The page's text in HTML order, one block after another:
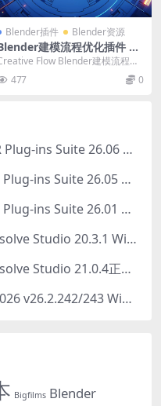
Blender插件 Blender资源
建模流程优化插件 Cr
Flow v1.9.2
Flow Blender建模流程优
477 0
PR插件合集一键安装包 PR Plug-ins Suite 26.06 一键安装PR所有常用插件！
AE插件合集一键安装包 Ae Plug-ins Suite 26.05 一键安装AE所有常用插件！
PS插件合集一键安装包 PS Plug-ins Suite 26.01 一键安装PS所有常用插件！
🎬达芬奇软件-DaVinci Resolve Studio 20.3.1 Win/Mac中文破解版下载
🎬达芬奇软件-DaVinci Resolve Studio 21.0.4正式版 Win/Mac中文破解版下载
草图大师 SketchUp Pro 2026 v26.2.242/243 Win/Mac破解版 中文版/英文版
Bigfilms Blender